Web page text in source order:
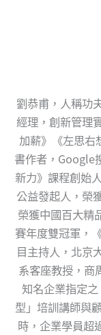
劉恭甫，人稱功
經理，創新管理
加薪》《左思右
書作者，Google
新力》課程創始
公益發起人，榮
榮獲中國百大精
賽年度雙冠軍，
目主持人，北京
系客座教授，商
知名企業指定
型」培訓講師與
時，企業學員超